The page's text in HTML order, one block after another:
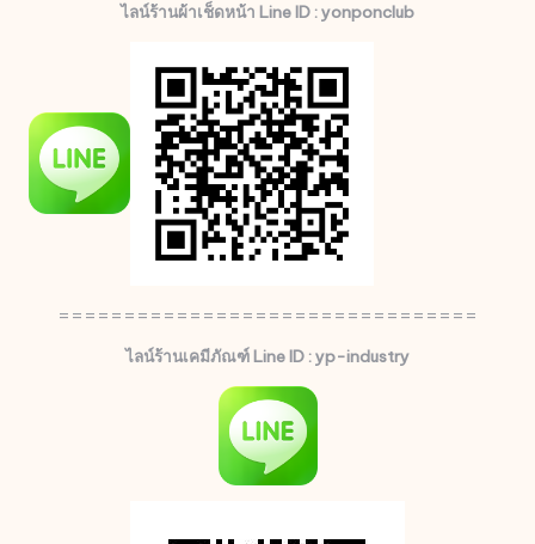
ไลน์ร้านผ้าเช็ดหน้า Line ID : yonponclub
================================
ไลน์ร้านเคมีภัณฑ์ Line ID : yp-industry